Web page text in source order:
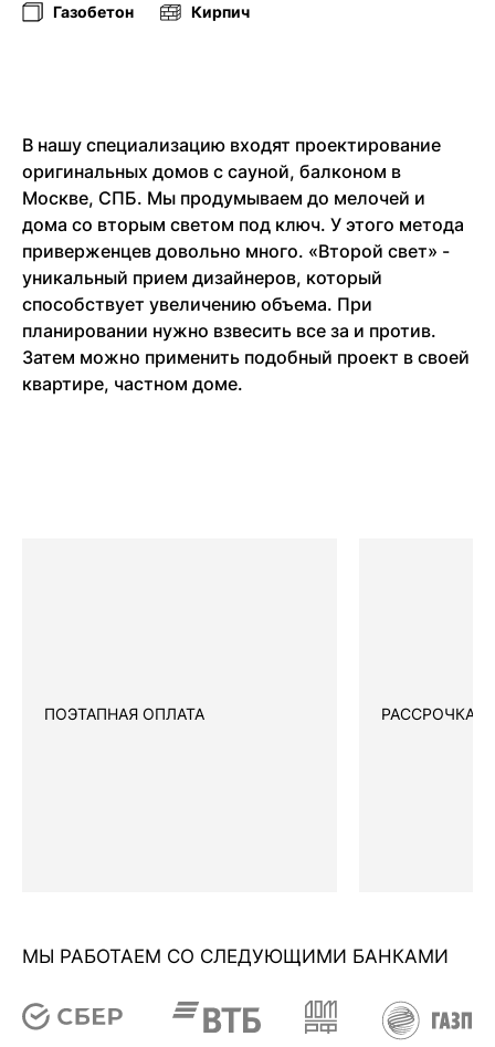
Газобетон Кирпич
В нашу специализацию входят проектирование
оригинальных домов с сауной, балконом в
Москве, СПБ. Мы продумываем до мелочей и
дома со вторым светом под ключ. У этого метода
приверженцев довольно много. «Второй свет» -
уникальный прием дизайнеров, который
способствует увеличению объема. При
планировании нужно взвесить все за и против.
Затем можно применить подобный проект в своей
квартире, частном доме.
ПОЭТАПНАЯ ОПЛАТА РАССРОЧКА
МЫ РАБОТАЕМ СО СЛЕДУЮЩИМИ БАНКАМИ